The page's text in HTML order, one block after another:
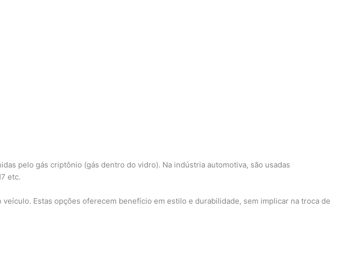
pelo gás criptônio (gás dentro do vidro). Na indústria automotiva, são usadas
etc.
Estas opções oferecem benefício em estilo e durabilidade, sem implicar na troca de